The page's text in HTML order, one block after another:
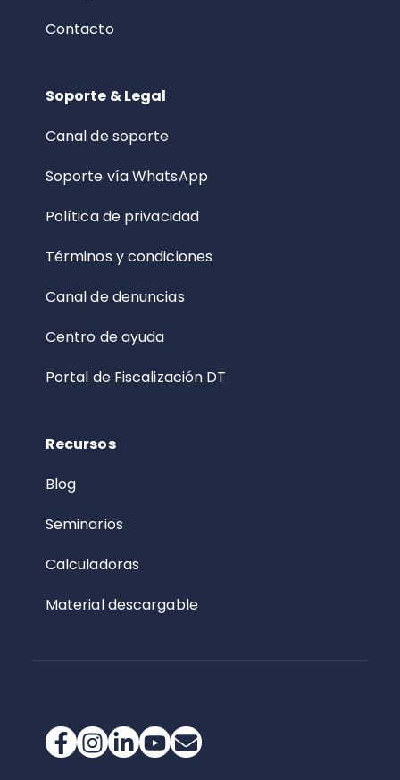
Contacto
Soporte & Legal
Canal de soporte
Soporte vía WhatsApp
Política de privacidad
Términos y condiciones
Canal de denuncias
Centro de ayuda
Portal de Fiscalización DT
Recursos
Blog
Seminarios
Calculadoras
Material descargable